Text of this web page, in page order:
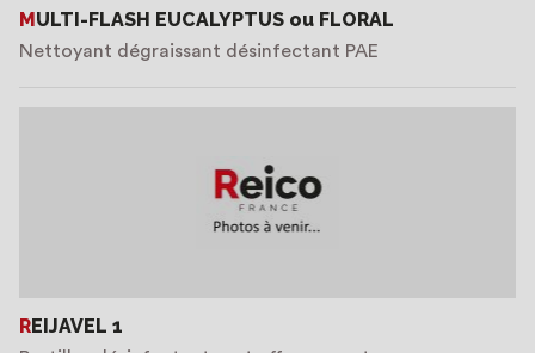
MULTI-FLASH EUCALYPTUS ou FLORAL
Nettoyant dégraissant désinfectant PAE
REIJAVEL 1